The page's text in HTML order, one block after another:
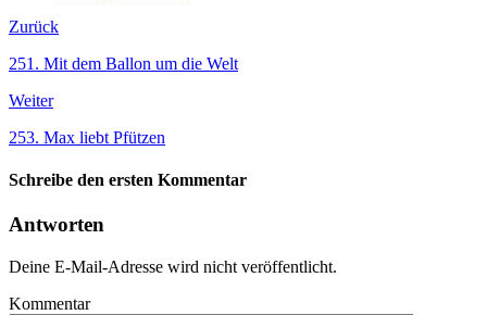
Zurück
251. Mit dem Ballon um die Welt
Weiter
253. Max liebt Pfützen
Schreibe den ersten Kommentar
Antworten
Deine E-Mail-Adresse wird nicht veröffentlicht.
Kommentar